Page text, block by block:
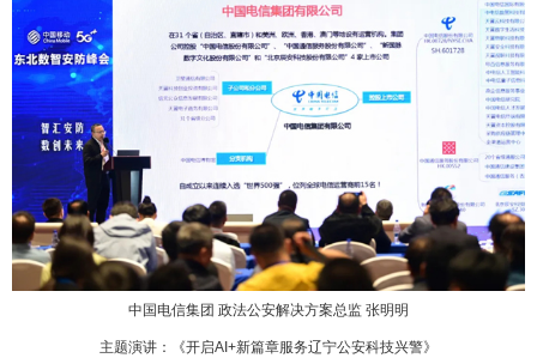
中国电信集团 政法公安解决方案总监 张明明
主题演讲：《开启AI+新篇章服务辽宁公安科技兴警》